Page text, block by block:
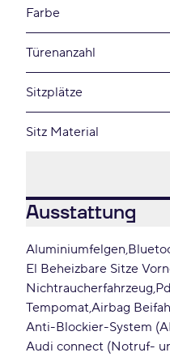
Farbe
Türenanzahl
Sitzplätze
Sitz Material
Ausstattung
Aluminiumfelgen
El Beheizbare Sitze
Nichtraucherfahrzeug
TempomatAirbag
Anti-Blockier-System
Audi connect (Notruf-